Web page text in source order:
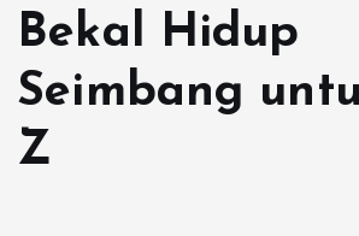
Bekal Hidup
Seimbang
Z